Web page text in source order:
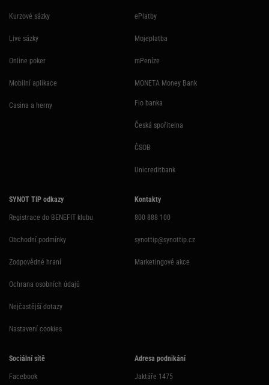
Kurzové sázky
Live sázky
Online poker
Mobilní aplikace
Casina a herny
ePlatby
Mojeplatba
mPeníze
MONETA Money Bank
Fio banka
Česká spořitelna
ČSOB
Unicreditbank
SYNOT TIP odkazy
Registrace do BENEFIT klubu
Obchodní podmínky
Zodpovědné hraní
Ochrana osobních údajů
Nejčastější dotazy
Nastavení cookies
Kontakty
800 888 100
synottip@synottip.cz
Marketingové akce
Sociální sítě
Facebook
Adresa podnikání
Jaktáře 1475